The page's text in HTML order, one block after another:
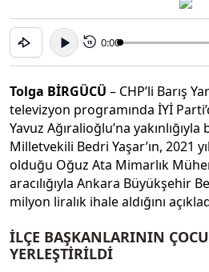
15 0:00
Tolga BİRGÜCÜ – CHP’li Barış
televizyon programında İYİ
Yavuz Ağıralioğlu’na
Milletvekili Bedri Yaşar’ın, 2021
olduğu Oğuz Ata Mimarlık
aracılığıyla Ankara Büyükşehir
milyon liralık ihale aldığını
İLÇE BAŞKANLARININ
YERLEŞTİRİLDİ